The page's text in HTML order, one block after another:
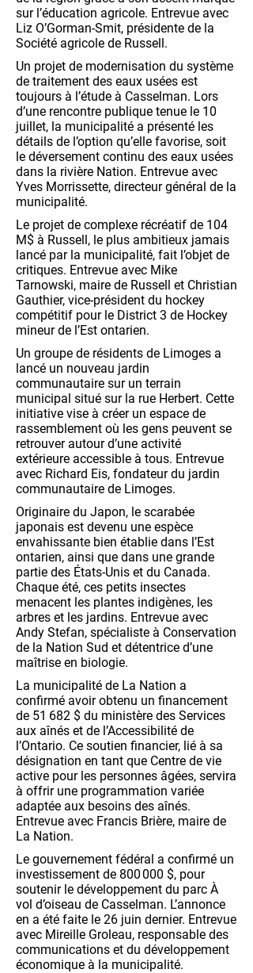
sur l’éducation agricole. Entrevue avec
Liz O’Gorman-Smit, présidente de la
Société agricole de Russell.
Un projet de modernisation du système
de traitement des eaux usées est
toujours à l’étude à Casselman. Lors
d’une rencontre publique tenue le 10
juillet, la municipalité a présenté les
détails de l’option qu’elle favorise, soit
le déversement continu des eaux usées
dans la rivière Nation. Entrevue avec
Yves Morrissette, directeur général de la
municipalité.
Le projet de complexe récréatif de 104
M$ à Russell, le plus ambitieux jamais
lancé par la municipalité, fait l’objet de
critiques. Entrevue avec Mike
Tarnowski, maire de Russell et Christian
Gauthier, vice-président du hockey
compétitif pour le District 3 de Hockey
mineur de l’Est ontarien.
Un groupe de résidents de Limoges a
lancé un nouveau jardin
communautaire sur un terrain
municipal situé sur la rue Herbert. Cette
initiative vise à créer un espace de
rassemblement où les gens peuvent se
retrouver autour d’une activité
extérieure accessible à tous. Entrevue
avec Richard Eis, fondateur du jardin
communautaire de Limoges.
Originaire du Japon, le scarabée
japonais est devenu une espèce
envahissante bien établie dans l’Est
ontarien, ainsi que dans une grande
partie des États-Unis et du Canada.
Chaque été, ces petits insectes
menacent les plantes indigènes, les
arbres et les jardins. Entrevue avec
Andy Stefan, spécialiste à Conservation
de la Nation Sud et détentrice d’une
maîtrise en biologie.
La municipalité de La Nation a
confirmé avoir obtenu un financement
de 51 682 $ du ministère des Services
aux aînés et de l’Accessibilité de
l’Ontario. Ce soutien financier, lié à sa
désignation en tant que Centre de vie
active pour les personnes âgées, servira
à offrir une programmation variée
adaptée aux besoins des aînés.
Entrevue avec Francis Brière, maire de
La Nation.
Le gouvernement fédéral a confirmé un
investissement de 800 000 $, pour
soutenir le développement du parc À
vol d’oiseau de Casselman. L’annonce
en a été faite le 26 juin dernier. Entrevue
avec Mireille Groleau, responsable des
communications et du développement
économique à la municipalité.